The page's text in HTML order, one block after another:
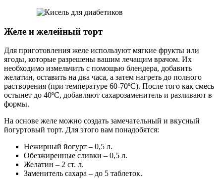
Желе и желейный торт
Для приготовления желе используют мягкие фрукты или
ягоды, которые разрешены вашим лечащим врачом. Их
необходимо измельчить с помощью блендера, добавить
желатин, оставить на два часа, а затем нагреть до полного
растворения (при температуре 60-70ºC). После того как смесь
остынет до 40ºC, добавляют сахарозаменитель и разливают в
формы.
На основе желе можно создать замечательный и вкусный
йогуртовый торт. Для этого вам понадобятся:
Нежирный йогурт – 0,5 л.
Обезжиренные сливки – 0,5 л.
Желатин – 2 ст. л.
Заменитель сахара – до 5 таблеток.